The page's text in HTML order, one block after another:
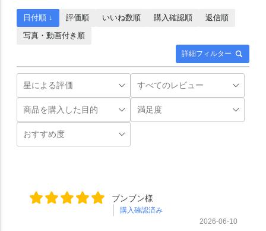
詳細フィルター
日付順 ↓ 評価順 いいね数順 購入確認順
返信順
写真・動画付き順
ブンブン様
購入確認済み
2026-06-10